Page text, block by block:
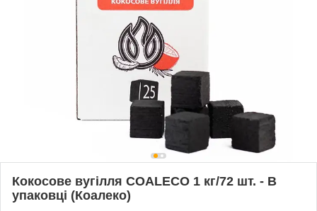
Кокосове вугілля COALECO 1 кг/72 шт. - В
упаковці (Коалеко)